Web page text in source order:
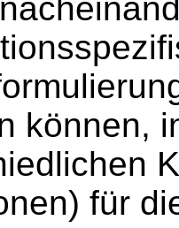
können,
für